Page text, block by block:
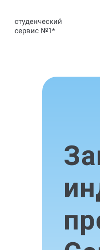
студенческий
сервис №1*